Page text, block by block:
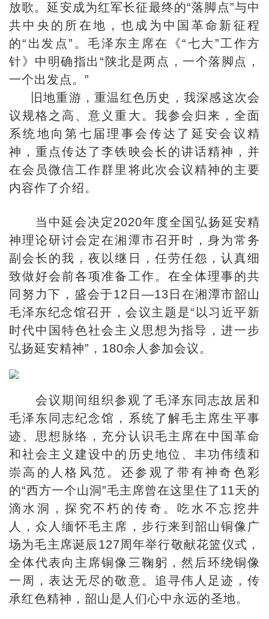
放歌。延安成为红军长征最终的“落脚点”与中
共中央的所在地，也成为中国革命新征程
的“出发点”。毛泽东主席在《“七大”工作方
针》中明确指出“陕北是两点，一个落脚点，
一个出发点。”
旧地重游，重温红色历史，我深感这次会
议规格之高、意义重大。我参会归来，全面
系统地向第七届理事会传达了延安会议精
神，重点传达了李铁映会长的讲话精神，并
在会员微信工作群里将此次会议精神的主要
内容作了介绍。
当中延会决定2020年度全国弘扬延安精
神理论研讨会定在湘潭市召开时，身为常务
副会长的我，夜以继日，任劳任怨，认真细
致做好会前各项准备工作。在全体理事的共
同努力下，盛会于12日—13日在湘潭市韶山
毛泽东纪念馆召开，会议主题是“以习近平新
时代中国特色社会主义思想为指导，进一步
弘扬延安精神”，180余人参加会议。
会议期间组织参观了毛泽东同志故居和
毛泽东同志纪念馆，系统了解毛主席生平事
迹、思想脉络，充分认识毛主席在中国革命
和社会主义建设中的历史地位、丰功伟绩和
崇高的人格风范。还参观了带有神奇色彩
的“西方一个山洞”毛主席曾在这里住了11天的
滴水洞，探究不朽的传奇。吃水不忘挖井
人，众人缅怀毛主席，步行来到韶山铜像广
场为毛主席诞辰127周年举行敬献花篮仪式，
全体代表向主席铜像三鞠躬，然后环绕铜像
一周，表达无尽的敬意。追寻伟人足迹，传
承红色精神，韶山是人们心中永远的圣地。